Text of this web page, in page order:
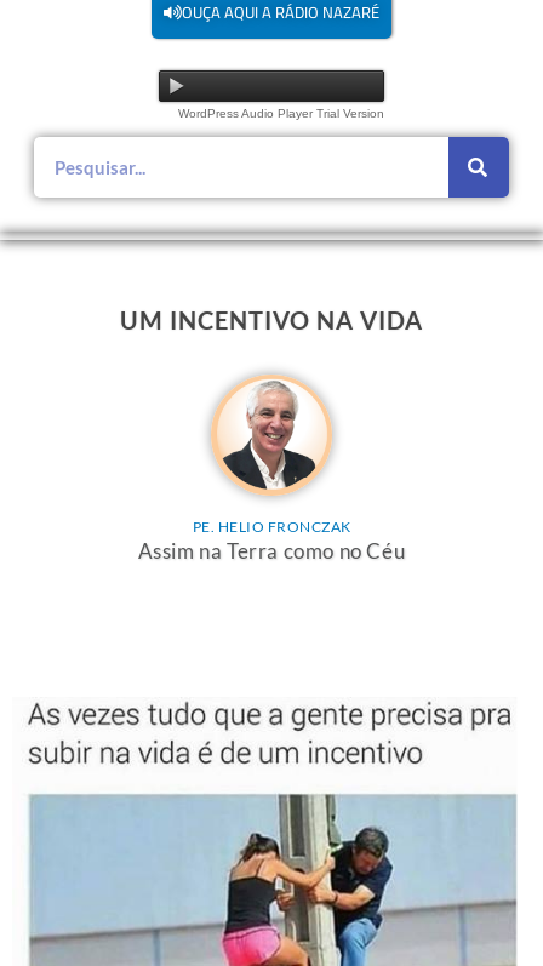
OUÇA AQUI A RÁDIO NAZARÉ
WordPress Audio Player Trial Version
UM INCENTIVO NA VIDA
PE. HELIO FRONCZAK
Assim na Terra como no Céu